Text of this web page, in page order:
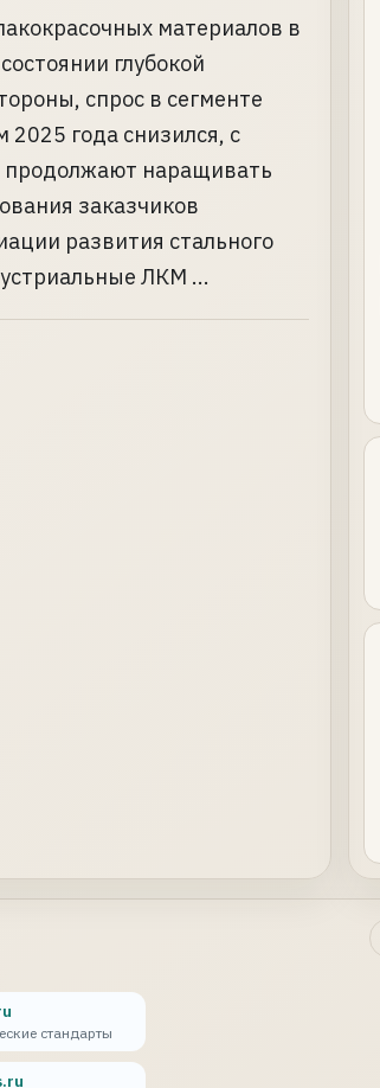
материалов в
глубокой
спрос в сегменте
года снизился, с
продолжают наращивать
заказчиков
развития стального
ЛКМ ...
стандарты